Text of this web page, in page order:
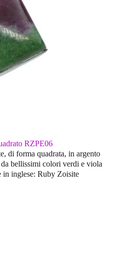
RZPE06
di forma quadrata, in argento
bellissimi colori verdi e viola
in inglese: Ruby Zoisite